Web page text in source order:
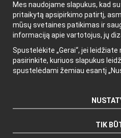
Papildoma
informacija
Naujienlaiškis
Apie slapukus
Mes naudojame slapukus, kad
pritaikytą apsipirkimo patirtį,
mūsų svetaines patikimas ir
informaciją apie vartotojus, jų
Spustelėkite „Gerai“, jei
pasirinkite, kuriuos slapukus
spustelėdami žemiau esantį
TIK